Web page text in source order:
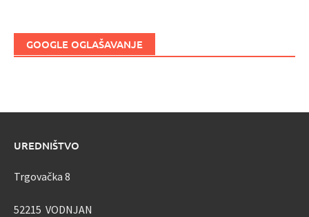
GOOGLE OGLAŠAVANJE
UREDNIŠTVO
Trgovačka 8
52215 VODNJAN